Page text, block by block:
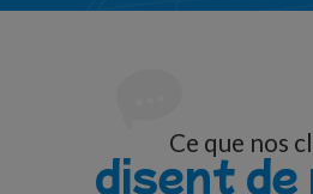
Ce que nos
disent de